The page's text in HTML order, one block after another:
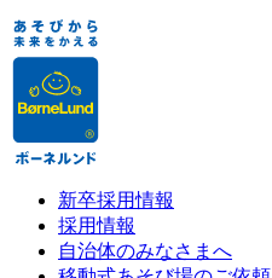
新卒採用情報
採用情報
自治体のみなさまへ